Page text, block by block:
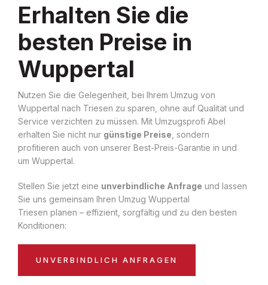
Erhalten Sie die
besten Preise in
Wuppertal
Nutzen Sie die Gelegenheit, bei Ihrem Umzug von
Wuppertal nach Triesen zu sparen, ohne auf Qualität und
Service verzichten zu müssen. Mit Umzugsprofi Abel
erhalten Sie nicht nur günstige Preise , sondern
profitieren auch von unserer Best-Preis-Garantie in und
um Wuppertal.
Stellen Sie jetzt eine unverbindliche Anfrage und lassen
Sie uns gemeinsam Ihren Umzug Wuppertal
Triesen planen – effizient, sorgfältig und zu den besten
Konditionen:
UNVERBINDLICH ANFRAGEN